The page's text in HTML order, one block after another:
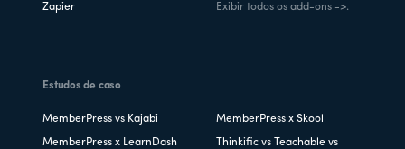
Zapier Exibir todos os add-ons ->.
Estudos de caso
MemberPress vs Kajabi MemberPress x Skool
MemberPress x LearnDash
Thinkific vs Teachable vs